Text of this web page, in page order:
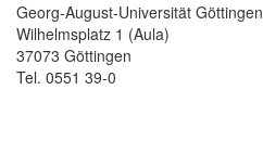
Georg-August-Universität Göttingen
Wilhelmsplatz 1 (Aula)
37073 Göttingen
Tel. 0551 39-0